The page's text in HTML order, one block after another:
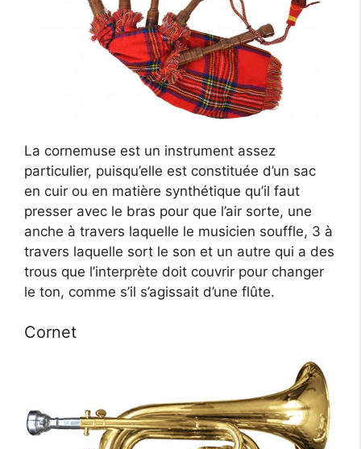
La cornemuse est un instrument assez
particulier, puisqu’elle est constituée d’un sac
en cuir ou en matière synthétique qu’il faut
presser avec le bras pour que l’air sorte, une
anche à travers laquelle le musicien souffle, 3 à
travers laquelle sort le son et un autre qui a des
trous que l’interprète doit couvrir pour changer
le ton, comme s’il s’agissait d’une flûte.
Cornet